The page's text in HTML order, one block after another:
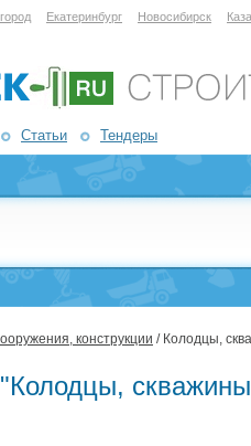
Екатеринбург Новосибирск
Статьи Тендеры
конструкции / Колодцы,
"Колодцы,